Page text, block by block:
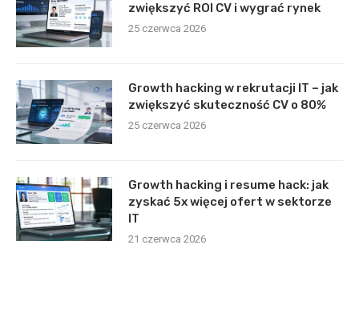
zwiększyć ROI CV i wygrać rynek
25 czerwca 2026
Growth hacking w rekrutacji IT – jak
zwiększyć skuteczność CV o 80%
25 czerwca 2026
Growth hacking i resume hack: jak
zyskać 5x więcej ofert w sektorze
IT
21 czerwca 2026